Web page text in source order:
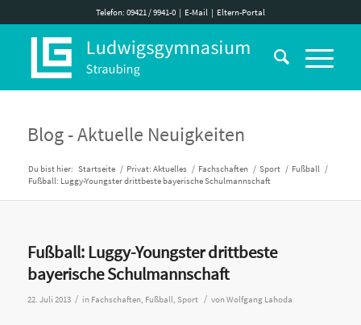
Telefon: 09421 / 9941-0| E-Mail| Eltern-Portal
Blog - Aktuelle Neuigkeiten
Du bist hier: Startseite / Privat: Aktuelles / Fachschaften / Sport / Fußball /
Fußball: Luggy-Youngster drittbeste bayerische Schulmannschaft
Fußball: Luggy-Youngster drittbeste
bayerische Schulmannschaft
22. Juli 2013 / in Fachschaften, Fußball, Sport / von Wolfgang Lahoda